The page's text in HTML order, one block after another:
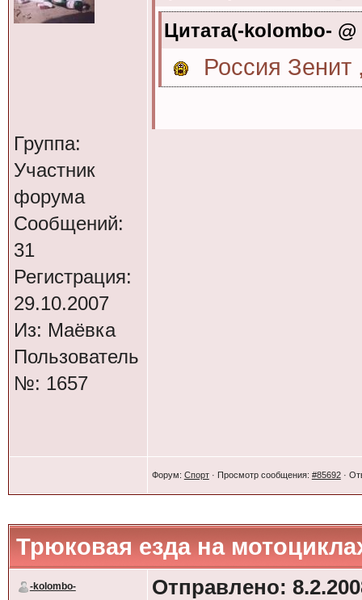
Группа:
Участник
форума
Сообщений:
31
Регистрация:
29.10.2007
Из: Маёвка
Пользователь
№: 1657
Цитата(-kolombo-
Россия Зенит
Форум: Спорт· Просмотр сообщения: #85692·
Трюковая езда на
-kolombo- Отправлено: